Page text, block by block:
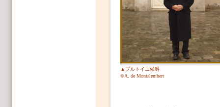
▲ブルトイユ侯爵
©A. de Montalembert